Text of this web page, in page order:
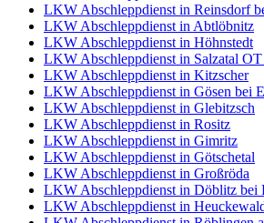
LKW Abschleppdienst in Reinsdorf
LKW Abschleppdienst in Abtlöbnitz
LKW Abschleppdienst in Höhnstedt
LKW Abschleppdienst in Salzatal
LKW Abschleppdienst in Kitzscher
LKW Abschleppdienst in Gösen bei
LKW Abschleppdienst in Glebitzsch
LKW Abschleppdienst in Rositz
LKW Abschleppdienst in Gimritz
LKW Abschleppdienst in Götschetal
LKW Abschleppdienst in Großröda
LKW Abschleppdienst in Döblitz bei
LKW Abschleppdienst in